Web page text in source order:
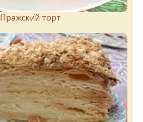
Пражский торт